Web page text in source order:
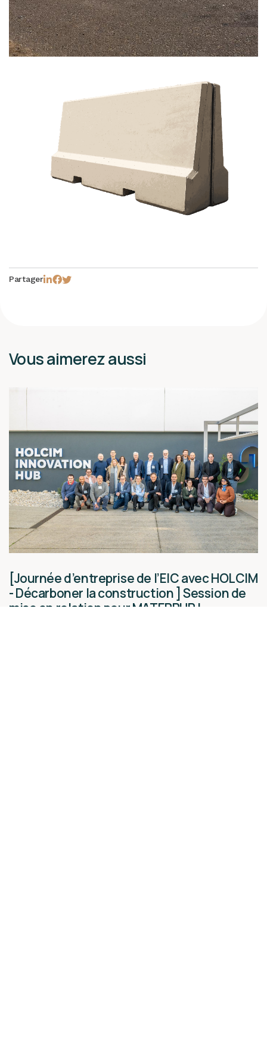
Partager
Vous aimerez aussi
[Journée d’entreprise de l’EIC avec HOLCIM
- Décarboner la construction ] Session de
mise en relation pour MATERRUP !